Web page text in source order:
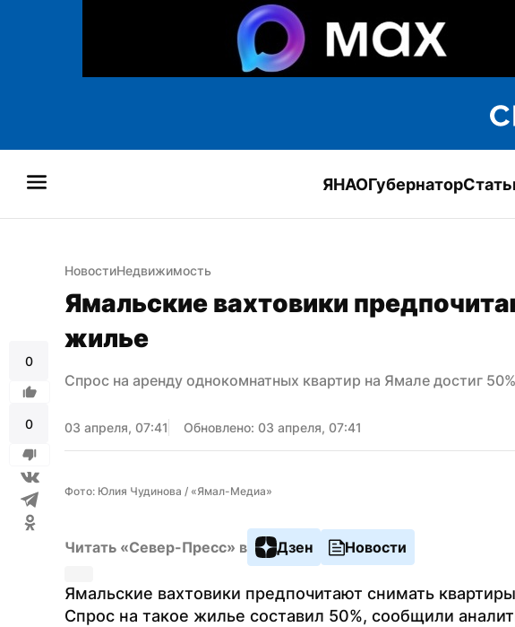
ЯНАОГубернатор
0
0
НовостиНедвижимость
Ямальские вахтовики
жилье
Спрос на аренду однокомнатных квартир на Ямале достиг 50%
03 апреля, 07:41 Обновлено: 03 апреля, 07:41
Фото: Юлия Чудинова / «Ямал-Медиа»
Читать «Север-Пресс» в Дзен Новости
Ямальские вахтовики предпочитают снимать
Спрос на такое жилье составил 50%, сообщили